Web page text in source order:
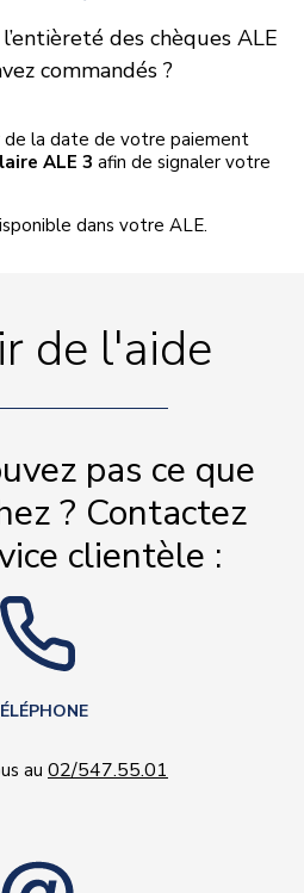
des chèques ALE
commandés ?
de la date de votre paiement
ALE 3 afin de signaler votre
dans votre ALE.
de l'aide
pas ce que
? Contactez
clientèle :
au 02/547.55.01